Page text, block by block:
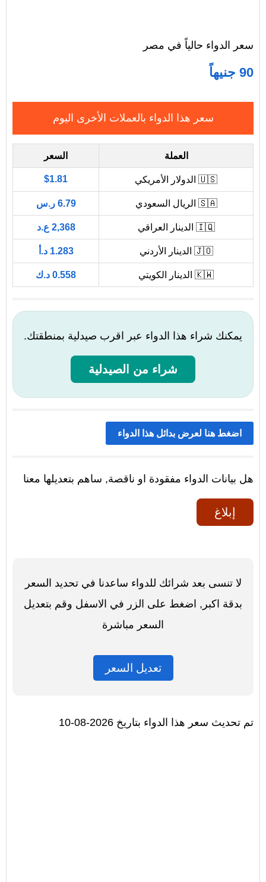
سعر الدواء حالياً في مصر
90 جنيهاً
سعر هذا الدواء بالعملات الأخرى اليوم
العملة السعر
🇺🇸 الدولار الأمريكي $1.81
🇸🇦 الريال السعودي 6.79 ر.س
🇮🇶 الدينار العراقي 2,368 ع.د
🇯🇴 الدينار الأردني 1.283 د.أ
🇰🇼 الدينار الكويتي 0.558 د.ك
يمكنك شراء هذا الدواء عبر اقرب صيدلية بمنطقتك.
شراء من الصيدلية
اضغط هنا لعرض بدائل هذا الدواء
هل بيانات الدواء مفقودة او ناقصة, ساهم بتعديلها معنا
إبلاغ
لا تنسى بعد شرائك للدواء ساعدنا في تحديد السعر
بدقة اكبر, اضغط على الزر في الاسفل وقم بتعديل
السعر مباشرة
تعديل السعر
تم تحديث سعر هذا الدواء بتاريخ 2026-08-10